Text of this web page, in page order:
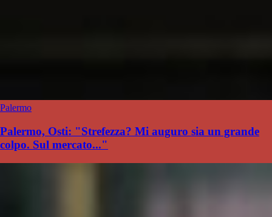
Palermo
Palermo, Osti: "Strefezza? Mi auguro sia un grande
colpo. Sul mercato..."